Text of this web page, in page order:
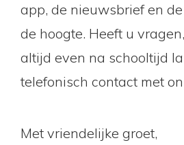
app, de nieuwsbrief en
de hoogte. Heeft u
altijd even na schooltijd
telefonisch contact met
Met vriendelijke groet,